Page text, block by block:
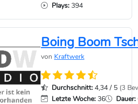
Plays: 394
Boing Boom
von Kraftwerk
Durchschnitt: 4,34 / 5 (3
Letzte Woche: 36 Dauer: